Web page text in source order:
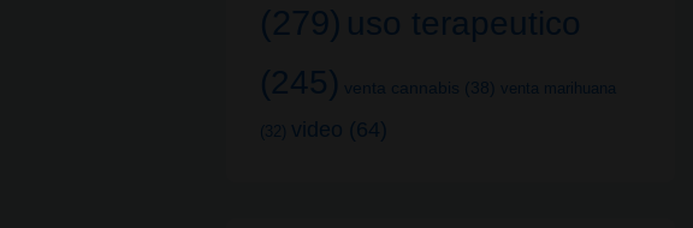
(279) uso terapeutico
(245) venta cannabis (38) venta marihuana
(32) video (64)